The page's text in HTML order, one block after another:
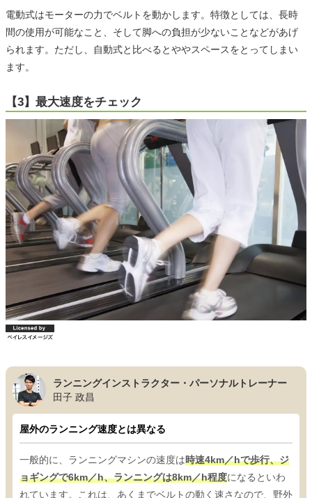
電動式はモーターの力でベルトを動かします。特徴としては、長時
間の使用が可能なこと、そして脚への負担が少ないことなどがあげ
られます。ただし、自動式と比べるとややスペースをとってしまい
ます。
【3】最大速度をチェック
ランニングインストラクター・パーソナルトレーナー
田子 政昌
屋外のランニング速度とは異なる
一般的に、ランニングマシンの速度は時速4km／hで歩行、ジ
ョギングで6km／h、ランニングは8km／h程度になるといわ
れています。これは、あくまでベルトの動く速さなので、野外